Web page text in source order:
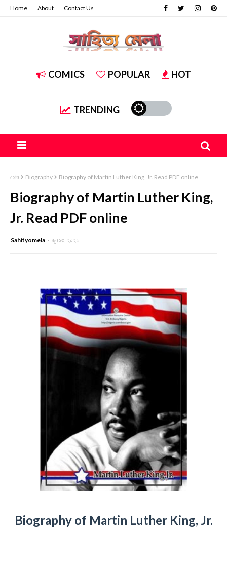
Home About Contact Us
COMICS POPULAR HOT
TRENDING
হোম Biography Biography of Martin Luther King, Jr. Read PDF online
Biography of Martin Luther King,
Jr. Read PDF online
Sahityomela জুন ১৩, ২০২১
Biography of Martin Luther King, Jr.